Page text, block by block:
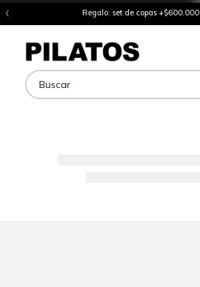
‹ Regalo: set de copas +$600.000
Buscar